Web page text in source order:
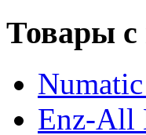
Товары
Enz-All